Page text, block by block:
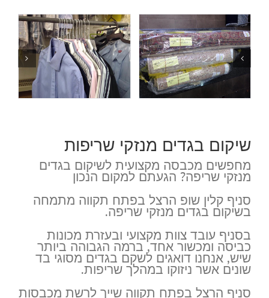
שיקום בגדים מנזקי שריפות
מחפשים מכבסה מקצועית לשיקום בגדים
מנזקי שריפה? הגעתם למקום הנכון
סניף קלין שופ הרצל בפתח תקווה מתמחה
בשיקום בגדים מנזקי שריפה.
בסניף עובד צוות מקצועי ובעזרת מכונות
כביסה ומכשור אחד, ברמה הגבוהה ביותר
שיש, אנחנו דואגים לשקם בגדים מסוגי בד
שונים אשר ניזוקו במהלך שריפות.
סניף הרצל בפתח תקווה שייך לרשת מכבסות